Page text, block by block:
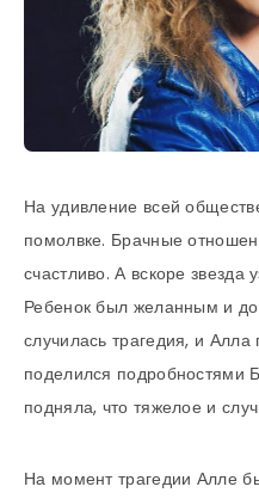
На удивление всей
помолвке. Брачные
счастливо. А вскоре звезда
Ребенок был желанным и
случилась трагедия, и
поделился подробностями
подняла, что тяжелое и
На момент трагедии Алле